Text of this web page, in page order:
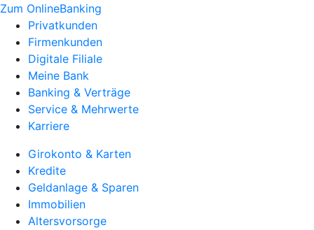
Zum OnlineBanking
Privatkunden
Firmenkunden
Digitale Filiale
Meine Bank
Banking & Verträge
Service & Mehrwerte
Karriere
Girokonto & Karten
Kredite
Geldanlage & Sparen
Immobilien
Altersvorsorge